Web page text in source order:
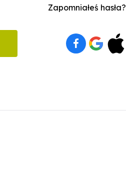
Zapomniałeś hasła?